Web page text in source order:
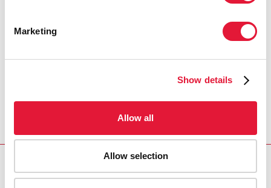
Marketing
Show details
Allow all
Allow selection
Download PDF